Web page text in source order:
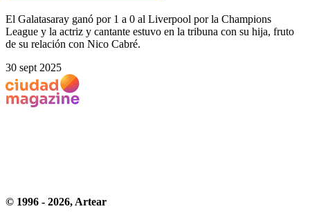
El Galatasaray ganó por 1 a 0 al Liverpool por la Champions
League y la actriz y cantante estuvo en la tribuna con su hija, fruto
de su relación con Nico Cabré.
30 sept 2025
© 1996 - 2026, Artear